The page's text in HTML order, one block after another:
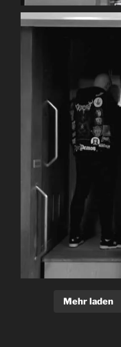
Mehr laden